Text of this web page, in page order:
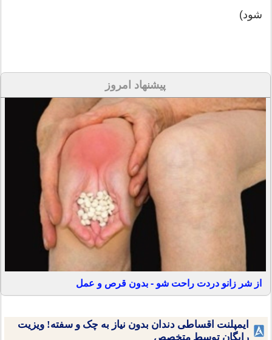
شود)
پیشنهاد امروز
از شر زانو دردت راحت شو - بدون قرص و عمل
ایمپلنت اقساطی دندان بدون نیاز به چک و سفته! ویزیت
رایگان توسط متخصص